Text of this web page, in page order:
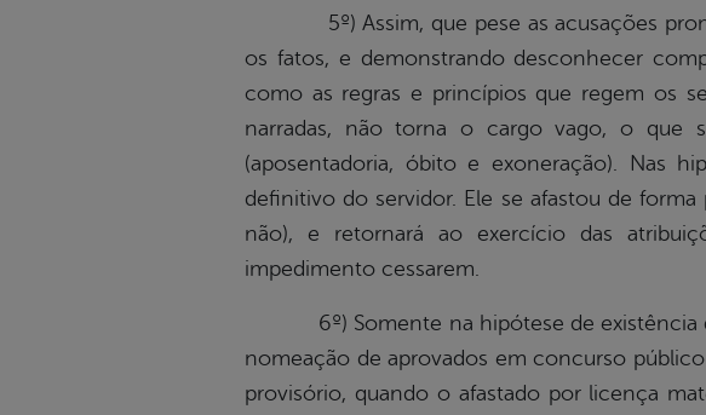
5º) Assim, que pese as acusações
os fatos, e demonstrando desconhecer
como as regras e princípios que regem os
narradas, não torna o cargo vago, o que
(aposentadoria, óbito e exoneração). Nas
definitivo do servidor. Ele se afastou de
não), e retornará ao exercício das
impedimento cessarem.
6º) Somente na hipótese de existência de
nomeação de aprovados em concurso
provisório, quando o afastado por licença